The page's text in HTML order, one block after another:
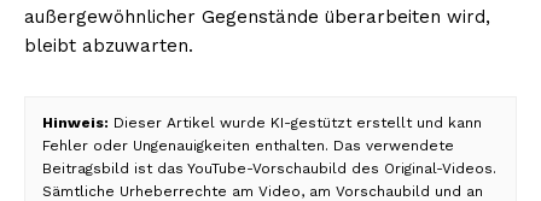
außergewöhnlicher Gegenstände überarbeiten wird,
bleibt abzuwarten.
Hinweis: Dieser Artikel wurde KI-gestützt erstellt und kann
Fehler oder Ungenauigkeiten enthalten. Das verwendete
Beitragsbild ist das YouTube-Vorschaubild des Original-Videos.
Sämtliche Urheberrechte am Video, am Vorschaubild und an